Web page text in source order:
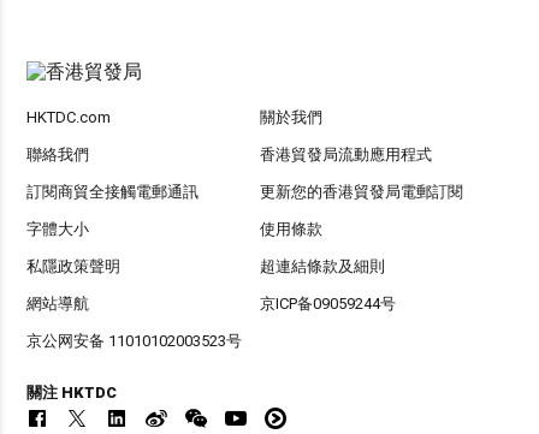
HKTDC.com 關於我們
聯絡我們 香港貿發局流動應用程式
訂閱商貿全接觸電郵通訊 更新您的香港貿發局電郵訂閱
字體大小 使用條款
私隱政策聲明 超連結條款及細則
網站導航 京ICP备09059244号
京公网安备 11010102003523号
關注 HKTDC